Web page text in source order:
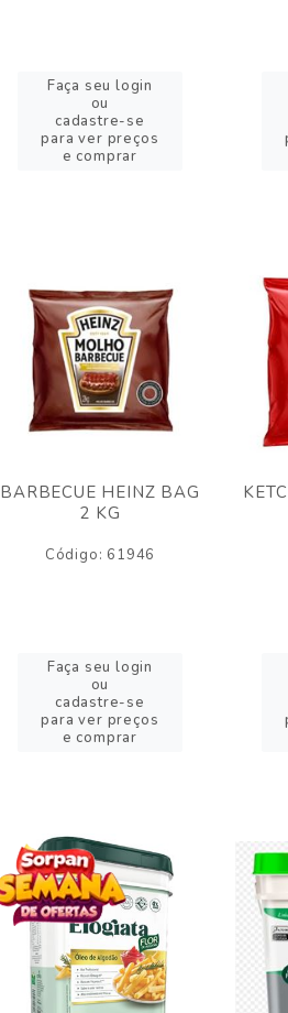
Faça seu login
ou
cadastre-se
para ver preços
e comprar
BARBECUE HEINZ BAG
2 KG
Código: 61946
Faça seu login
ou
cadastre-se
para ver preços
e comprar